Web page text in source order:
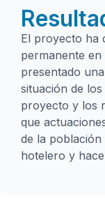
El proyecto ha
permanente en
presentado
situación de
proyecto y los
que
de la
hotelero y